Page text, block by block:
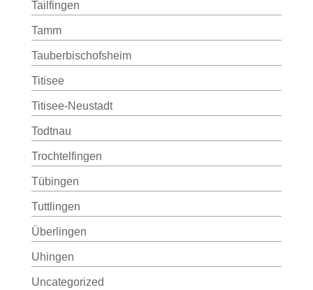
Tailfingen
Tamm
Tauberbischofsheim
Titisee
Titisee-Neustadt
Todtnau
Trochtelfingen
Tübingen
Tuttlingen
Überlingen
Uhingen
Uncategorized